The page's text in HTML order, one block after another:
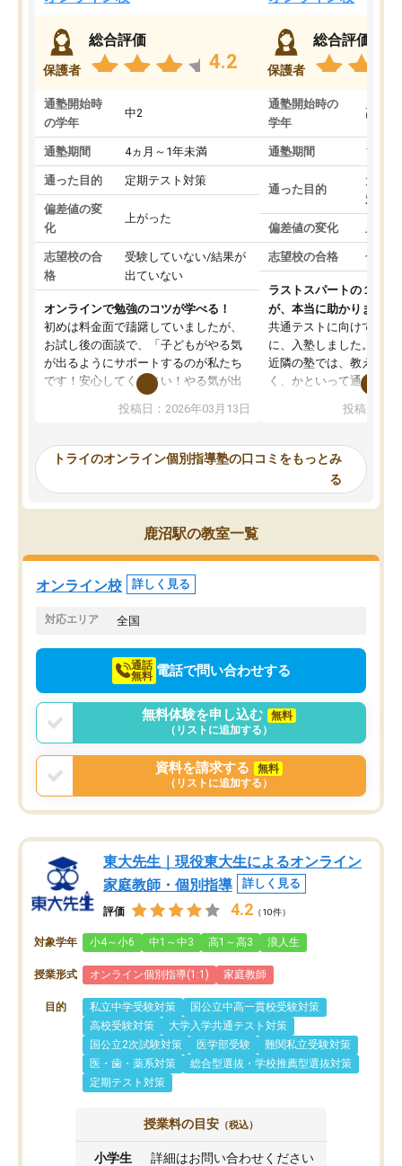
保護者
総合評価
4.2
通塾開始時
の学年
中2
通塾期間 4ヵ月～1年未満
通った目的 定期テスト対策
偏差値の変
化
上がった
志望校の合
格
受験していない/結果が
出ていない
オンラインで勉強のコツが学べる！
初めは料金面で躊躇していましたが、
お試し後の面談で、「子どもがやる気
が出るようにサポートするのが私たち
です！安心してください！やる気が出
ないのは私たち講師の責任です」と言
ってくださり、確かに！と考えて、思
ったんですが、学生の先生から学ぶこ
み、徐々に成績が上がったらいいなと
思っていました。何が今足りないのか
を的確に指導いただき、子どももびっ
くりするほど楽しんでやる気を持って
塾を受けています。狙い通り、少しず
つ成績も上がり、苦手意識も無くなっ
てきたので、さらに苦手な数学も追加
でお願いしました。来年の高校受験に
投稿日：2026年03月13日
保護者
総合評価
通塾開始時の
学年
高3
通塾期間 1～3
通った目的
大学
対策
偏差値の変化 上が
志望校の合格 合格
ラストスパートの１か月
が、本当に助かりました
共通テストに向けての追
に、入塾しました。田舎
近隣の塾では、教えても
く、かといって通うには
可能なので本当に助か
らないところをピンポイ
頂いて、とてもわかり
していました。一生を
スト、多少お金がかかっ
投稿日：
トライのオンライン個別指導塾の口コミをもっとみ
る
鹿沼駅の教室一覧
オンライン校 詳しく見る
対応エリア 全国
通話
無料 電話で問い合わせする
無料体験を申し込む
無料
（リストに追加する）
資料を請求する
無料
（リストに追加する）
東大先生｜現役東大生によるオンライン
家庭教師・個別指導
詳しく見る
評価 4.2 （10件）
対象学年 小4～小6 中1～中3 高1～高3 浪人生
授業形式 オンライン個別指導(1:1) 家庭教師
目的 私立中学受験対策
国公立中高一貫校受験対策
高校受験対策
大学入学共通テスト対策
国公立2次試験対策
医学部受験
難関私立受験対策
医・歯・薬系対策
総合型選抜・学校推薦型選抜対策
定期テスト対策
授業料の目安 （税込）
小学生 詳細はお問い合わせください